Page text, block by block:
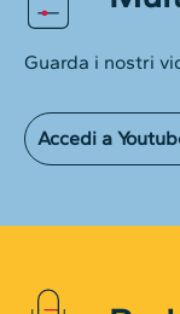
Guarda i nostri
Accedi a